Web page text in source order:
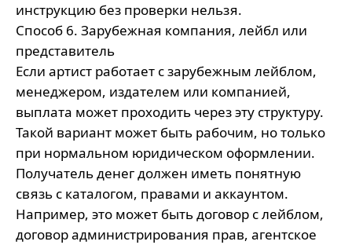
инструкцию без проверки нельзя.
Способ 6. Зарубежная компания, лейбл или
представитель
Если артист работает с зарубежным лейблом,
менеджером, издателем или компанией,
выплата может проходить через эту структуру.
Такой вариант может быть рабочим, но только
при нормальном юридическом оформлении.
Получатель денег должен иметь понятную
связь с каталогом, правами и аккаунтом.
Например, это может быть договор с лейблом,
договор администрирования прав, агентское